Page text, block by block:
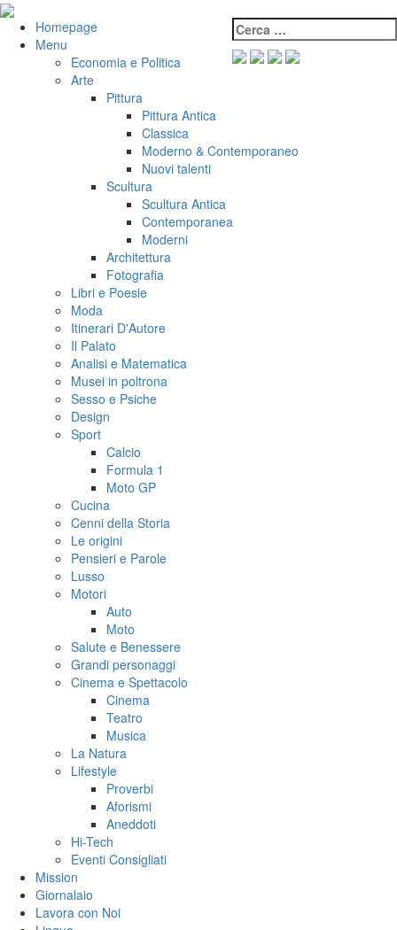
Salta
contenuto
VeniVidiVici Cerca:
Homepage
Menu
Economia e Politica
Arte
Pittura
Pittura Antica
Classica
Moderno & Contemporaneo
Nuovi talenti
Scultura
Scultura Antica
Contemporanea
Moderni
Architettura
Fotografia
Libri e Poesie
Moda
Itinerari D'Autore
Il Palato
Analisi e Matematica
Musei in poltrona
Sesso e Psiche
Design
Sport
Calcio
Formula 1
Moto GP
Cucina
Cenni della Storia
Le origini
Pensieri e Parole
Lusso
Motori
Auto
Moto
Salute e Benessere
Grandi personaggi
Cinema e Spettacolo
Cinema
Teatro
Musica
La Natura
Lifestyle
Proverbi
Aforismi
Aneddoti
Hi-Tech
Eventi Consigliati
Mission
Giornalaio
Lavora con Noi